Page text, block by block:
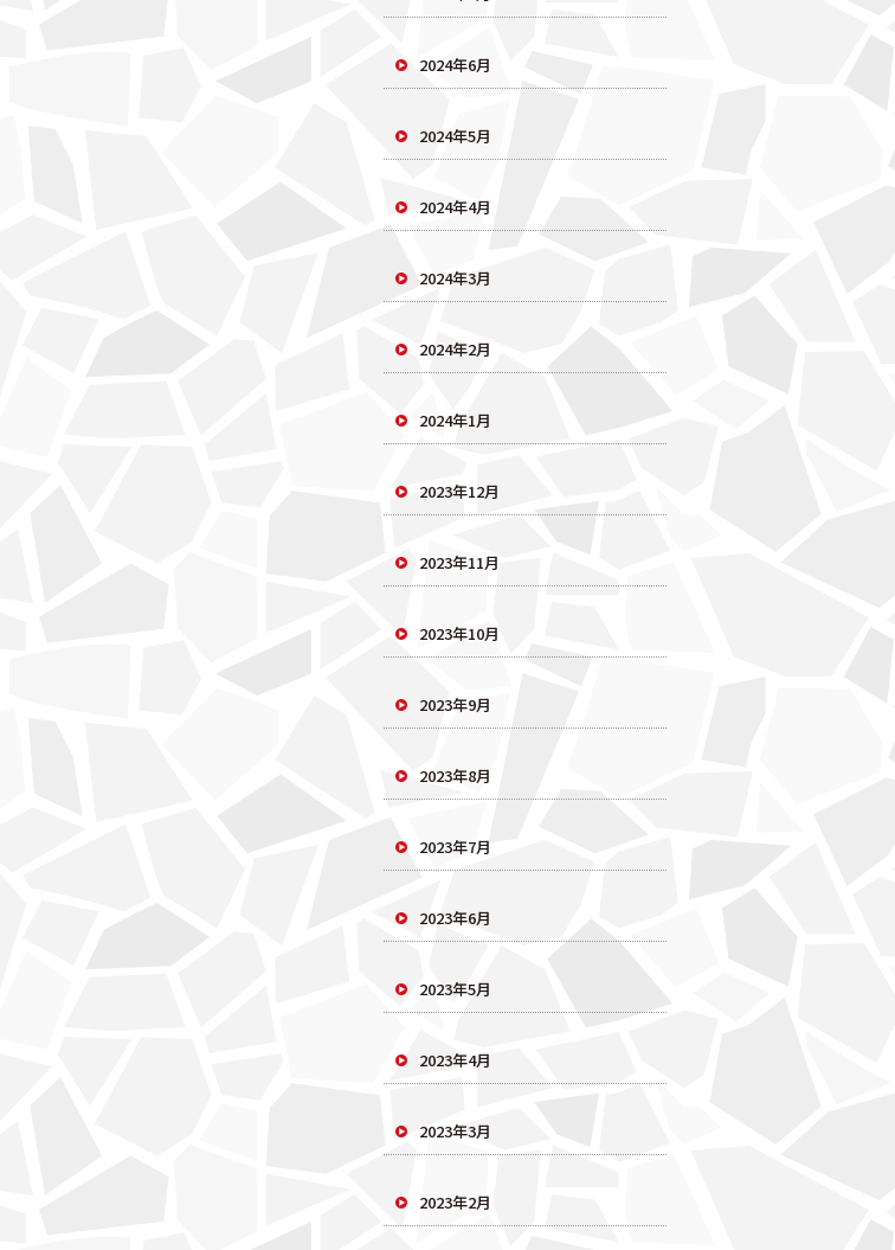
2024年6月
2024年5月
2024年4月
2024年3月
2024年2月
2024年1月
2023年12月
2023年11月
2023年10月
2023年9月
2023年8月
2023年7月
2023年6月
2023年5月
2023年4月
2023年3月
2023年2月